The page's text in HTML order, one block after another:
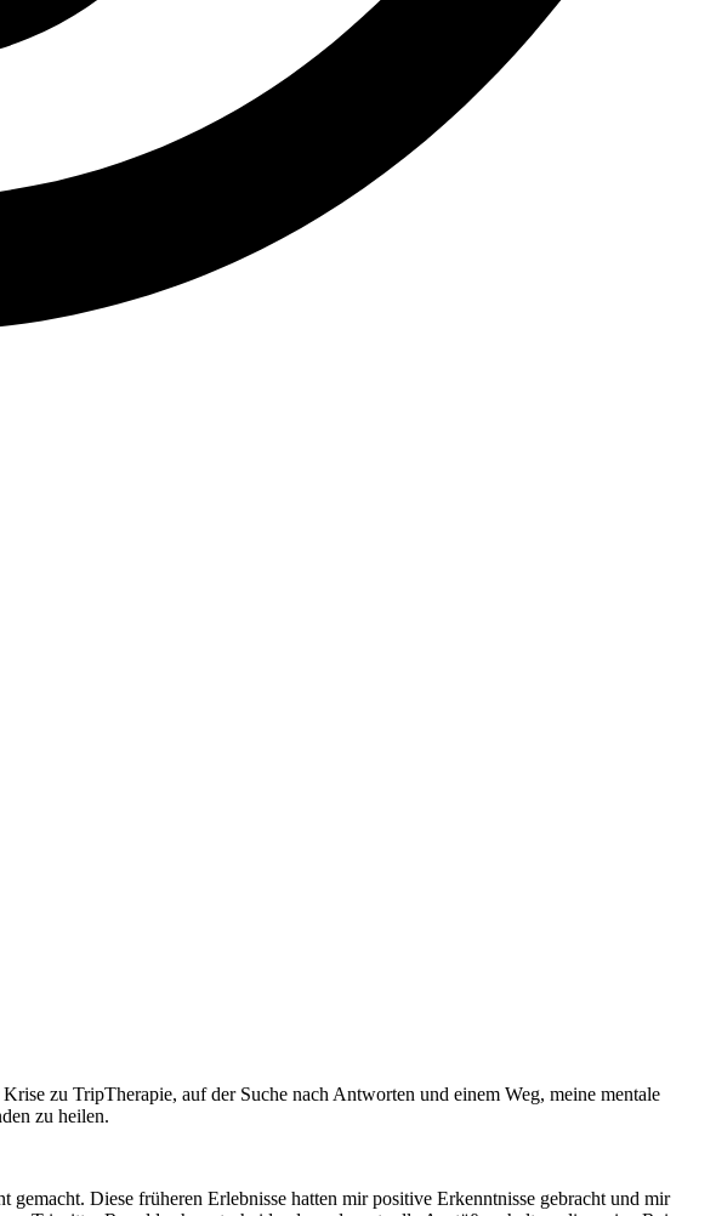
zu TripTherapie, auf der Suche nach Antworten und einem Weg, meine mentale
zu heilen.
Diese früheren Erlebnisse hatten mir positive Erkenntnisse gebracht und mir